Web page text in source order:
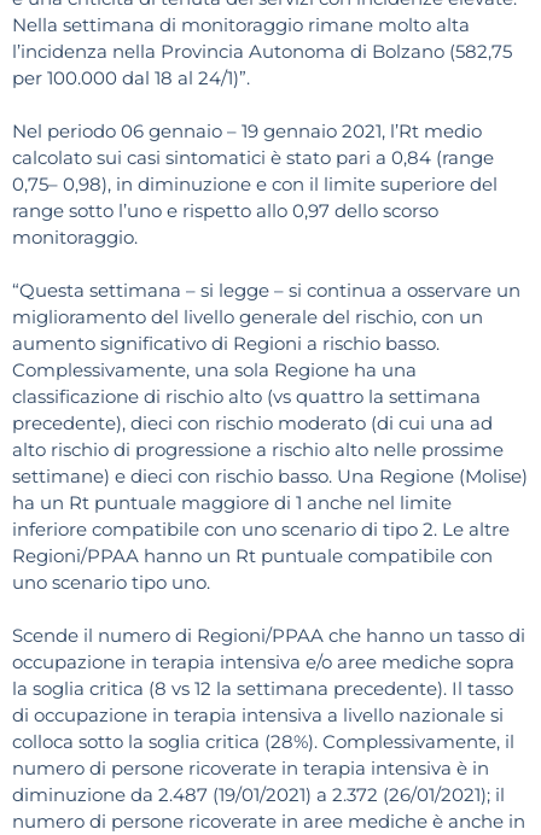
Nella settimana di monitoraggio rimane molto alta
l’incidenza nella Provincia Autonoma di Bolzano (582,75
per 100.000 dal 18 al 24/1)”.
Nel periodo 06 gennaio – 19 gennaio 2021, l’Rt medio
calcolato sui casi sintomatici è stato pari a 0,84 (range
0,75– 0,98), in diminuzione e con il limite superiore del
range sotto l’uno e rispetto allo 0,97 dello scorso
monitoraggio.
“Questa settimana – si legge – si continua a osservare un
miglioramento del livello generale del rischio, con un
aumento significativo di Regioni a rischio basso.
Complessivamente, una sola Regione ha una
classificazione di rischio alto (vs quattro la settimana
precedente), dieci con rischio moderato (di cui una ad
alto rischio di progressione a rischio alto nelle prossime
settimane) e dieci con rischio basso. Una Regione (Molise)
ha un Rt puntuale maggiore di 1 anche nel limite
inferiore compatibile con uno scenario di tipo 2. Le altre
Regioni/PPAA hanno un Rt puntuale compatibile con
uno scenario tipo uno.
Scende il numero di Regioni/PPAA che hanno un tasso di
occupazione in terapia intensiva e/o aree mediche sopra
la soglia critica (8 vs 12 la settimana precedente). Il tasso
di occupazione in terapia intensiva a livello nazionale si
colloca sotto la soglia critica (28%). Complessivamente, il
numero di persone ricoverate in terapia intensiva è in
diminuzione da 2.487 (19/01/2021) a 2.372 (26/01/2021); il
numero di persone ricoverate in aree mediche è anche in